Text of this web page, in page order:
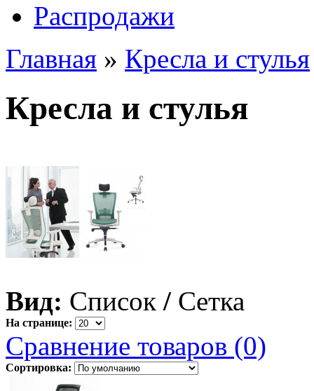
Распродажи
Главная » Кресла и стулья
Кресла и стулья
Вид: Список / Сетка
На странице:
Сравнение товаров (0)
Сортировка: